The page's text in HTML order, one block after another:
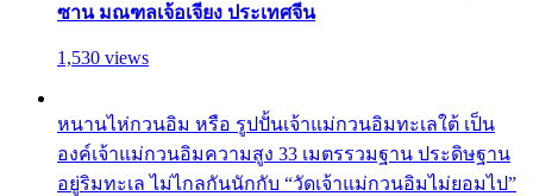
ซาน มณฑลเจ้อเจียง ประเทศจีน
1,530 views
หนานไห่กวนอิม หรือ รูปปั้นเจ้าแม่กวนอิมทะเลใต้ เป็น
องค์เจ้าแม่กวนอิมความสูง 33 เมตรรวมฐาน ประดิษฐาน
อยู่ริมทะเล ไม่ไกลกันนักกับ “วัดเจ้าแม่กวนอิมไม่ยอมไป”